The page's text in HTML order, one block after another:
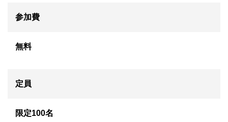
参加費
無料
定員
限定100名